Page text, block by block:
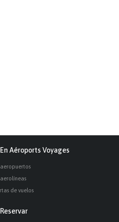
En Aéroports Voyages
aeropuertos
aerolíneas
de vuelos
Reservar